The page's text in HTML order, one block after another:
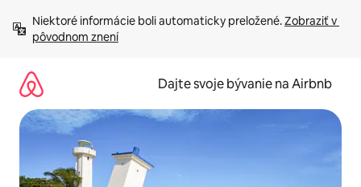
obsah.
Niektoré informácie boli automaticky preložené. Zobraziť v
pôvodnom znení
Dajte svoje bývanie na Airbnb